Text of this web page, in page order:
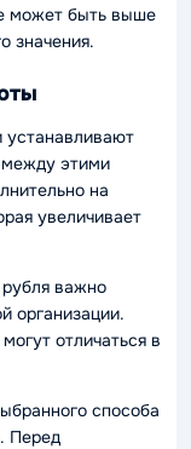
может быть выше
значения.
между этими
на
увеличивает
важно
организации.
отличаться в
способа
Перед